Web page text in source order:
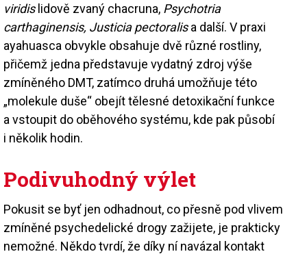
viridislidově zvaný chacruna, Psychotria
carthaginensis, Justicia pectoralisa další. V praxi
ayahuasca obvykle obsahuje dvě různé rostliny,
přičemž jedna představuje vydatný zdroj výše
zmíněného DMT, zatímco druhá umožňuje této
„molekule duše“ obejít tělesné detoxikační funkce
a vstoupit do oběhového systému, kde pak působí
i několik hodin.
Podivuhodný výlet
Pokusit se byť jen odhadnout, co přesně pod vlivem
zmíněné psychedelické drogy zažijete, je prakticky
nemožné. Někdo tvrdí, že díky ní navázal kontakt